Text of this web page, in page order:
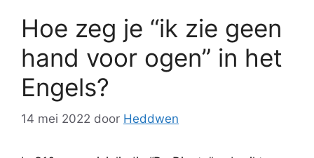
Hoe zeg je “ik zie geen
hand voor ogen” in het
Engels?
14 mei 2022 door Heddwen